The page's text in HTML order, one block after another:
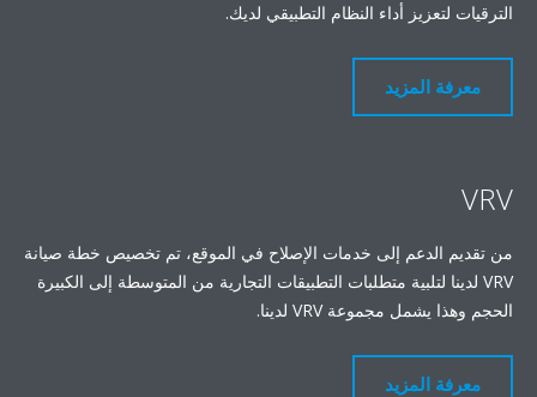
الترقيات لتعزيز أداء النظام التطبيقي لديك.
معرفة المزيد
VRV
من تقديم الدعم إلى خدمات الإصلاح في الموقع، تم تخصيص خطة صيانة
VRV لدينا لتلبية متطلبات التطبيقات التجارية من المتوسطة إلى الكبيرة
الحجم وهذا يشمل مجموعة VRV لدينا.
معرفة المزيد